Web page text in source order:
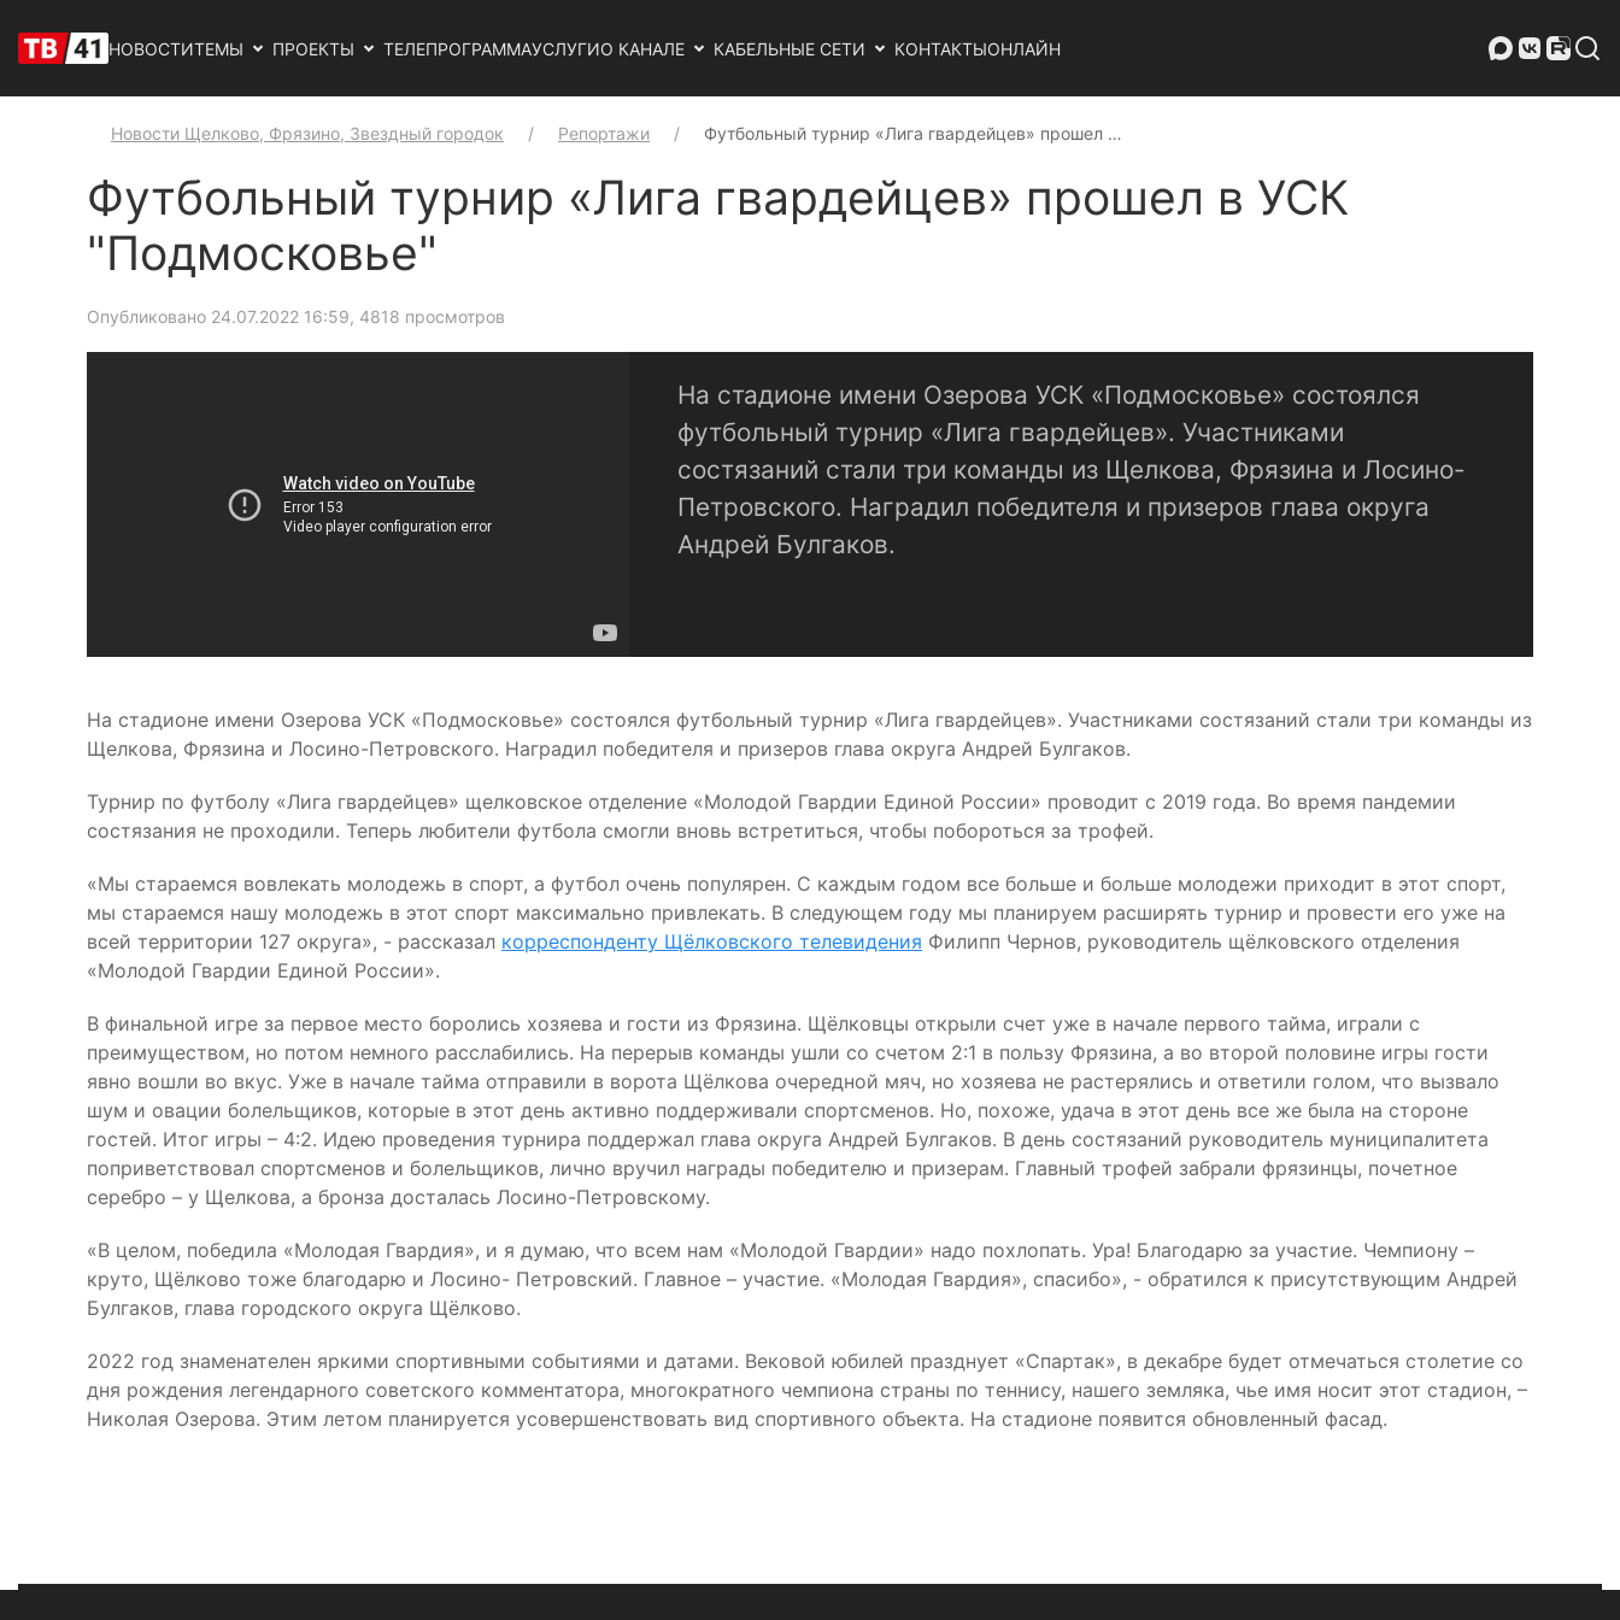
НОВОСТИТЕМЫ ПРОЕКТЫ ТЕЛЕПРОГРАММАУСЛУГИО КАНАЛЕ КАБЕЛЬНЫЕ СЕТИ КОНТАКТЫОНЛАЙН
Новости Щелково, Фрязино, Звездный городок Репортажи Футбольный турнир «Лига гвардейцев» прошел …
Футбольный турнир «Лига гвардейцев» прошел в УСК
"Подмосковье"
Опубликовано 24.07.2022 16:59, 4818 просмотров
На стадионе имени Озерова УСК «Подмосковье» состоялся
футбольный турнир «Лига гвардейцев». Участниками
состязаний стали три команды из Щелкова, Фрязина и Лосино-
Петровского. Наградил победителя и призеров глава округа
Андрей Булгаков.
На стадионе имени Озерова УСК «Подмосковье» состоялся футбольный турнир «Лига гвардейцев». Участниками состязаний стали три команды из
Щелкова, Фрязина и Лосино-Петровского. Наградил победителя и призеров глава округа Андрей Булгаков.
Турнир по футболу «Лига гвардейцев» щелковское отделение «Молодой Гвардии Единой России» проводит с 2019 года. Во время пандемии
состязания не проходили. Теперь любители футбола смогли вновь встретиться, чтобы побороться за трофей.
«Мы стараемся вовлекать молодежь в спорт, а футбол очень популярен. С каждым годом все больше и больше молодежи приходит в этот спорт,
мы стараемся нашу молодежь в этот спорт максимально привлекать. В следующем году мы планируем расширять турнир и провести его уже на
всей территории 127 округа», - рассказал корреспонденту Щёлковского телевидения Филипп Чернов, руководитель щёлковского отделения
«Молодой Гвардии Единой России».
В финальной игре за первое место боролись хозяева и гости из Фрязина. Щёлковцы открыли счет уже в начале первого тайма, играли с
преимуществом, но потом немного расслабились. На перерыв команды ушли со счетом 2:1 в пользу Фрязина, а во второй половине игры гости
явно вошли во вкус. Уже в начале тайма отправили в ворота Щёлкова очередной мяч, но хозяева не растерялись и ответили голом, что вызвало
шум и овации болельщиков, которые в этот день активно поддерживали спортсменов. Но, похоже, удача в этот день все же была на стороне
гостей. Итог игры – 4:2. Идею проведения турнира поддержал глава округа Андрей Булгаков. В день состязаний руководитель муниципалитета
поприветствовал спортсменов и болельщиков, лично вручил награды победителю и призерам. Главный трофей забрали фрязинцы, почетное
серебро – у Щелкова, а бронза досталась Лосино-Петровскому.
«В целом, победила «Молодая Гвардия», и я думаю, что всем нам «Молодой Гвардии» надо похлопать. Ура! Благодарю за участие. Чемпиону –
круто, Щёлково тоже благодарю и Лосино- Петровский. Главное – участие. «Молодая Гвардия», спасибо», - обратился к присутствующим Андрей
Булгаков, глава городского округа Щёлково.
2022 год знаменателен яркими спортивными событиями и датами. Вековой юбилей празднует «Спартак», в декабре будет отмечаться столетие со
дня рождения легендарного советского комментатора, многократного чемпиона страны по теннису, нашего земляка, чье имя носит этот стадион, –
Николая Озерова. Этим летом планируется усовершенствовать вид спортивного объекта. На стадионе появится обновленный фасад.